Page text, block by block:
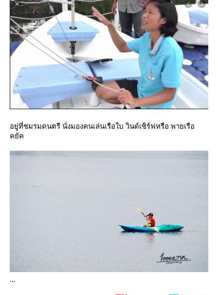
อยู่ที่ชมรมดนตรี นั่งมองคนเล่นเรือใบ วินด์เซิร์ฟหรือ พายเรือ
คยัค
...